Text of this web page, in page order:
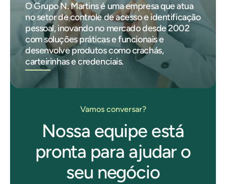
O Grupo N. Martins é uma empresa que atua
no setor de controle de acesso e identificação
pessoal, inovando no mercado desde 2002
com soluções práticas e funcionais e
desenvolve produtos como crachás,
carteirinhas e credenciais.
Vamos conversar?
Nossa equipe está
pronta para ajudar o
seu negócio